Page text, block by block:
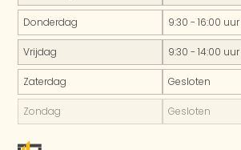
Donderdag 9:30 - 16:00 uur
Vrijdag 9:30 - 14:00 uur
Zaterdag Gesloten
Zondag Gesloten